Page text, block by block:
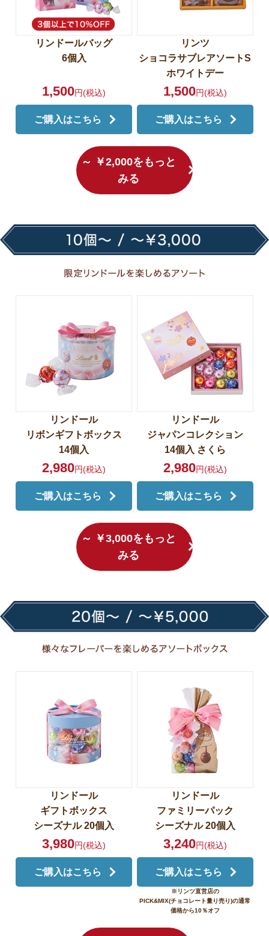
リンドールバッグ
6個入
1,500円(税込)
ご購入はこちら
リンツ
ショコラサブレアソートS
ホワイトデー
1,500円(税込)
ご購入はこちら
～ ￥2,000をもっと
みる
リンドール
リボンギフトボックス
14個入
2,980円(税込)
ご購入はこちら
リンドール
ジャパンコレクション
14個入 さくら
2,980円(税込)
ご購入はこちら
～ ￥3,000をもっと
みる
リンドール
ギフトボックス
シーズナル 20個入
3,980円(税込)
ご購入はこちら
リンドール
ファミリーパック
シーズナル 20個入
3,240円(税込)
ご購入はこちら
※リンツ直営店の
PICK&MIX(チョコレート量り売り)の通常
価格から10％オフ